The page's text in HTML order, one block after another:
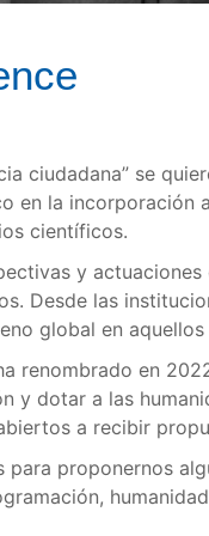
ciudadana” se
en la incorporación
científicos.
y
Desde las
global en
renombrado en
y dotar a las
a recibir
proponernos